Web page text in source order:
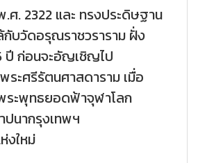
.ศ. 2322 และ ทรงประดิษฐาน
กับวัดอรุณราชวราราม ฝั่ง
ปี ก่อนจะอัญเชิญไป
ะศรีรัตนศาสดาราม เมื่อ
ระพุทธยอดฟ้าจุฬาโลก
ปนากรุงเทพฯ
งใหม่